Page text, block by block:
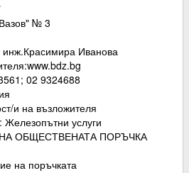
№ 3
инж.Красимира Иванова
02 9324688
и на възложителя
Железопътни услуги
НА ОБЩЕСТВЕНАТА ПОРЪЧКА
на поръчката